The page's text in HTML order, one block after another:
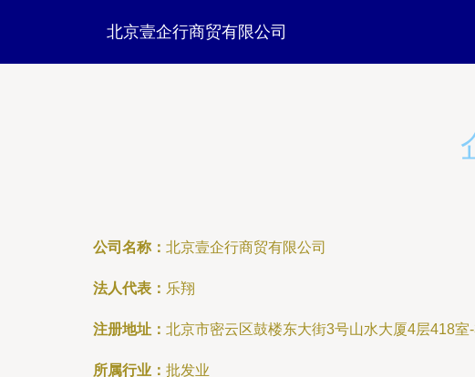
北京壹企行商贸有限公司
公司名称： 北京壹企行商贸有限公司
法人代表： 乐翔
注册地址： 北京市密云区鼓楼东大街3号山水大厦4层418室-
所属行业： 批发业